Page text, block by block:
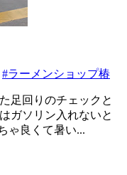
#ラーメンショップ椿
足回りのチェックと
ガソリン入れないと
ゃ良くて暑い...